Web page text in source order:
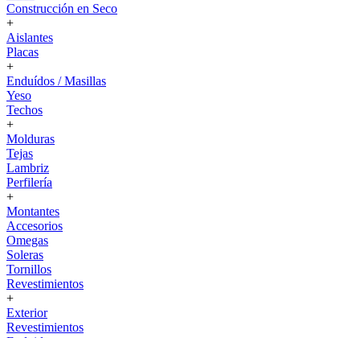
Construcción en Seco
+
Aislantes
Placas
+
Enduídos / Masillas
Yeso
Techos
+
Molduras
Tejas
Lambriz
Perfilería
+
Montantes
Accesorios
Omegas
Soleras
Tornillos
Revestimientos
+
Exterior
Revestimientos